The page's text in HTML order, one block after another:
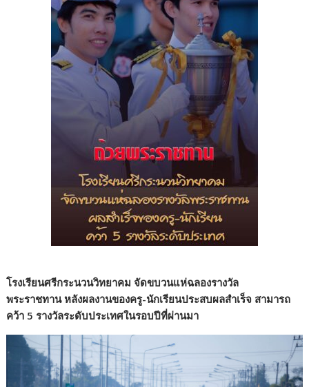
โรงเรียนศรีกระนวนวิทยาคม จัดขบวนแห่ฉลองรางวัล
พระราชทานหลังผลงานของครู-นักเรียนประสบผลสำเร็จ สามารถ
คว้า 5 รางวัลระดับประเทศในรอบปีที่ผ่านมา